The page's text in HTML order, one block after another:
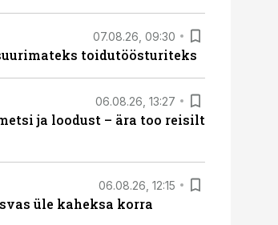
07.08.26, 09:30
toidutöösturiteks
06.08.26, 13:27
ja loodust – ära too reisilt
06.08.26, 12:15
üle kaheksa korra